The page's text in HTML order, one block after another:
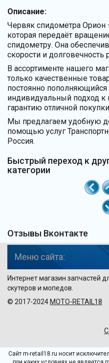
Описание:
Червяк спидометра Орион
которая передаёт
спидометру. Она
скорости и долговечность
В ассортименте нашего
только качественные
постоянно пополняющийся
индивидуальный подход
гарантию отличной
Мы предлагаем удобную
помощью услуг
Россия.
Быстрый переход к
категории
Отзывы Вконтакте
Меню сайта:
Интернет магазин запчастей
скутеров и мопедов.
© 2017-2024 MOTO-RETAIL18
Сайт m-retail18.ru носит